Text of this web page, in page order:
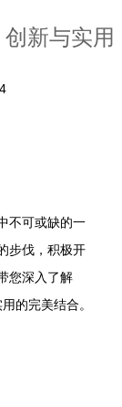
新与实用
不可或缺的一
步伐，积极开
您深入了解
的完美结合。